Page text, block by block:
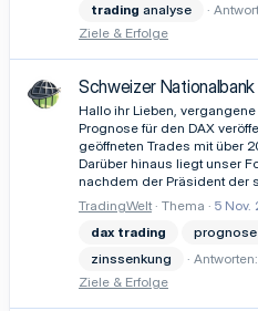
trading analyse
Ziele & Erfolge
Schweizer
Hallo ihr Lieben,
Prognose für den DAX
geöffneten Trades mit über
Darüber hinaus liegt unser
nachdem der Präsident der
TradingWelt Thema 5 Nov.
dax trading prognose
zinssenkung
Ziele & Erfolge